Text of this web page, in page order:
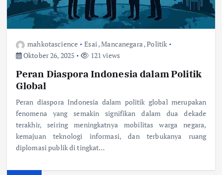
mahkotascience Esai,Mancanegara,Politik
Oktober 26, 2025
121 views
Peran Diaspora Indonesia dalam Politik
Global
Peran diaspora Indonesia dalam politik global merupakan
fenomena yang semakin signifikan dalam dua dekade
terakhir, seiring meningkatnya mobilitas warga negara,
kemajuan teknologi informasi, dan terbukanya ruang
diplomasi publik di tingkat…